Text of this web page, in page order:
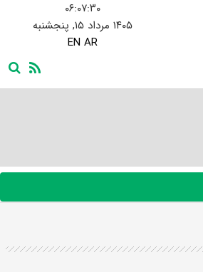
۰۶:۰۷:۳۱
۱۴۰۵ مرداد ۱۵, پنجشنبه
EN AR